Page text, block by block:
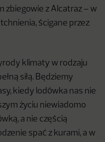
zbiegowie z Alcatraz – w
ścigane przez
klimaty w rodzaju
siłą. Będziemy
kiedy lodówka nas nie
życiu niewiadomo
a nie częścią
spać z kurami, a w